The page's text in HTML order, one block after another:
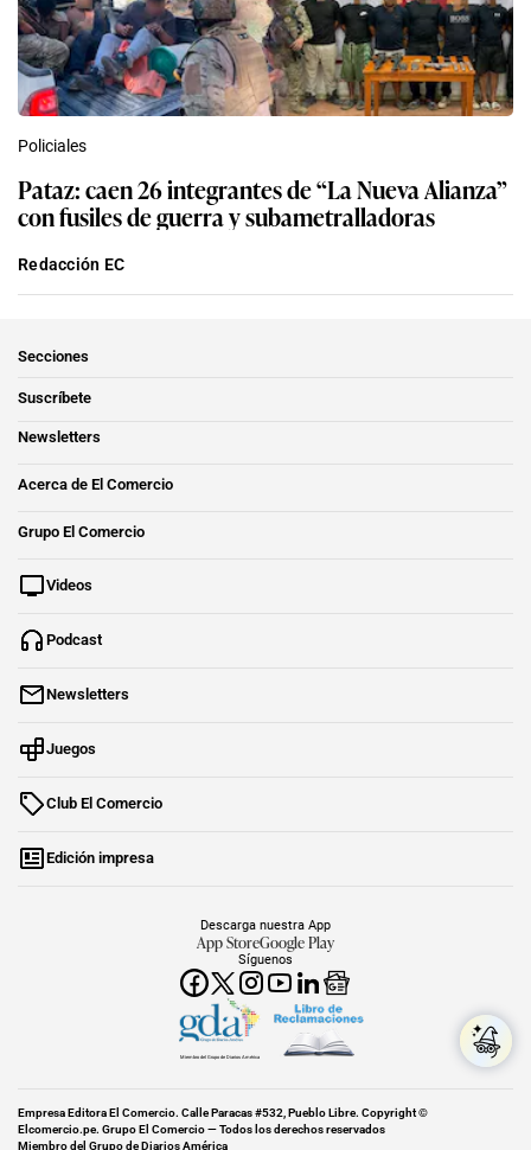
Policiales
Pataz: caen 26 integrantes de “La Nueva Alianza”
con fusiles de guerra y subametralladoras
Redacción EC
Secciones
Suscríbete
Newsletters
Acerca de El Comercio
Grupo El Comercio
Videos
Podcast
Newsletters
Juegos
Club El Comercio
Edición impresa
Síguenos
Descarga nuestra App
App StoreGoogle Play
Miembro del Grupo de Diarios América
Empresa Editora El Comercio. Calle Paracas #532, Pueblo Libre. Copyright ©
Elcomercio.pe. Grupo El Comercio — Todos los derechos reservados
Miembro del Grupo de Diarios América